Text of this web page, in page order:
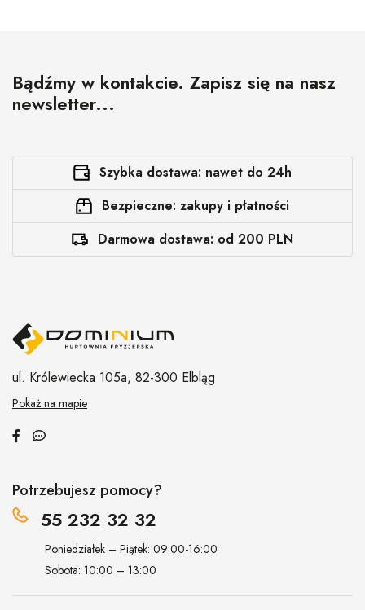
Bądźmy w kontakcie. Zapisz się na nasz
newsletter...
Szybka dostawa: nawet do 24h
Bezpieczne: zakupy i płatności
Darmowa dostawa: od 200 PLN
ul. Królewiecka 105a, 82-300 Elbląg
Pokaż na mapie
Potrzebujesz pomocy?
55 232 32 32
Poniedziałek – Piątek: 09:00-16:00
Sobota: 10:00 – 13:00